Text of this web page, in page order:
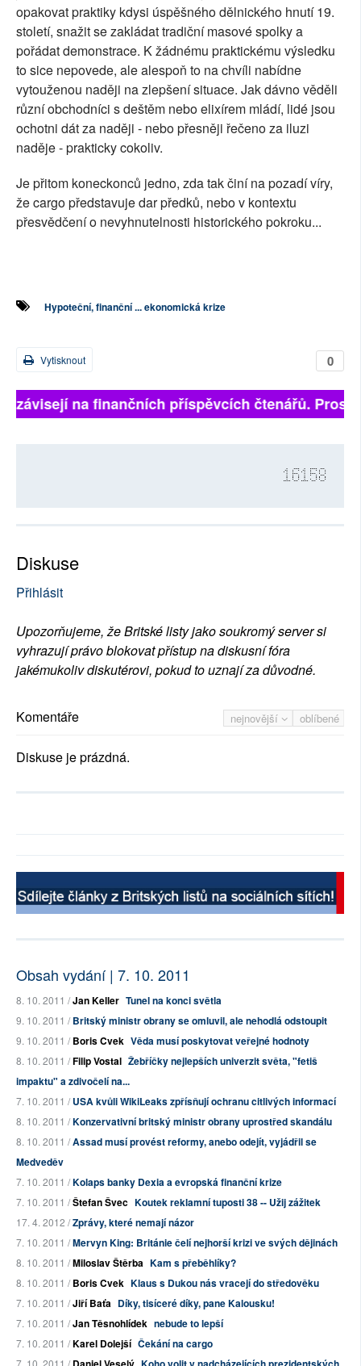
opakovat praktiky kdysi úspěšného dělnického hnutí 19.
století, snažit se zakládat tradiční masové spolky a
pořádat demonstrace. K žádnému praktickému výsledku
to sice nepovede, ale alespoň to na chvíli nabídne
vytouženou naději na zlepšení situace. Jak dávno věděli
různí obchodníci s deštěm nebo elixírem mládí, lidé jsou
ochotni dát za naději - nebo přesněji řečeno za iluzi
naděje - prakticky cokoliv.
Je přitom koneckonců jedno, zda tak činí na pozadí víry,
že cargo představuje dar předků, nebo v kontextu
přesvědčení o nevyhnutelnosti historického pokroku...
Hypoteční, finanční ... ekonomická krize
0
Vytisknout
závisejí na finančních příspěvcích čtenářů.
16158
Diskuse
Přihlásit
Upozorňujeme, že Britské listy jako soukromý server si
vyhrazují právo blokovat přístup na diskusní fóra
jakémukoliv diskutérovi, pokud to uznají za důvodné.
nejnovější oblíbené
Komentáře
Diskuse je prázdná.
Obsah vydání | 7. 10. 2011
8. 10. 2011 /Jan Keller Tunel na konci světla
9. 10. 2011 /Britský ministr obrany se omluvil, ale nehodlá odstoupit
9. 10. 2011 /Boris Cvek Věda musí poskytovat veřejné hodnoty
8. 10. 2011 /Filip Vostal Žebříčky nejlepších univerzit světa, "fetiš
impaktu" a zdivočelí na...
7. 10. 2011 /USA kvůli WikiLeaks zpřísňují ochranu citlivých informací
8. 10. 2011 /Konzervativní britský ministr obrany uprostřed skandálu
8. 10. 2011 /Assad musí provést reformy, anebo odejít, vyjádřil se
Medveděv
7. 10. 2011 /Kolaps banky Dexia a evropská finanční krize
7. 10. 2011 /Štefan Švec Koutek reklamní tuposti 38 -- Užij zážitek
17. 4. 2012 /Zprávy, které nemají názor
7. 10. 2011 /Mervyn King: Británie čelí nejhorší krizi ve svých dějinách
8. 10. 2011 /Miloslav Štěrba Kam s přeběhlíky?
8. 10. 2011 /Boris Cvek Klaus s Dukou nás vracejí do středověku
7. 10. 2011 /Jiří Baťa Díky, tisíceré díky, pane Kalousku!
7. 10. 2011 /Jan Těsnohlídek nebude to lepší
7. 10. 2011 /Karel Dolejší Čekání na cargo